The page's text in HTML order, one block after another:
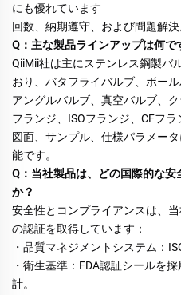
にも優れています
回数、納期遵守、および問題解決
Q：主な製品ラインアップは何で
QiiMii社は主にステンレス鋼製バ
おり、バタフライバルブ、ボー
アングルバルブ、真空バルブ、
フランジ、ISOフランジ、CFフ
図面、サンプル、仕様パラメー
能です。
Q：当社製品は、どの国際的な
か？
安全性とコンプライアンスは、
の認証を取得しています：
・品質マネジメントシステム：
・衛生基準：FDA認証シールを
計。